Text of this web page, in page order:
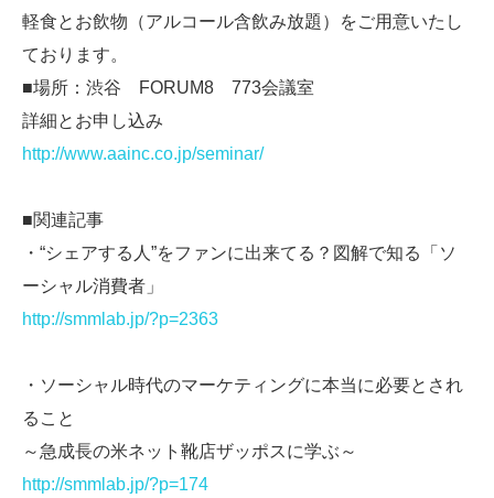
軽食とお飲物（アルコール含飲み放題）をご用意いたし
ております。
■場所：渋谷 FORUM8 773会議室
詳細とお申し込み
http://www.aainc.co.jp/seminar/
■関連記事
・“シェアする人”をファンに出来てる？図解で知る「ソ
ーシャル消費者」
http://smmlab.jp/?p=2363
・ソーシャル時代のマーケティングに本当に必要とされ
ること
～急成長の米ネット靴店ザッポスに学ぶ～
http://smmlab.jp/?p=174